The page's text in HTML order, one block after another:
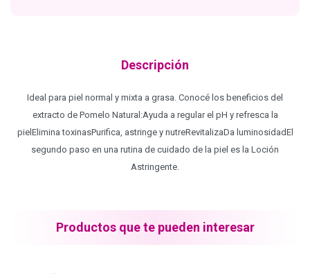
Descripción
Ideal para piel normal y mixta a grasa. Conocé los beneficios del
extracto de Pomelo Natural:Ayuda a regular el pH y refresca la
pielElimina toxinasPurifica, astringe y nutreRevitalizaDa luminosidadEl
segundo paso en una rutina de cuidado de la piel es la Loción
Astringente.
Productos que te pueden interesar
Blond Me - Lociones Activadoras
Blond Me